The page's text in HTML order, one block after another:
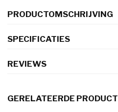
PRODUCTOMSCHRIJVING
SPECIFICATIES
REVIEWS
GERELATEERDE